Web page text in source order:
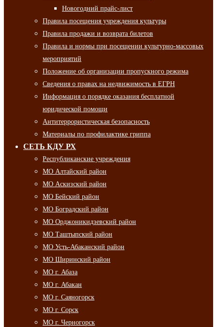
Новогодний прайс-лист
Правила посещения учреждения культуры
Правила продажи и возврата билетов
Правила и нормы при посещении культурно-массовых
мероприятий
Положение об организации пропускного режима
Сведения о правах на недвижимость в ЕГРН
Информация о порядке оказания бесплатной
юридической помощи
Антитеррористическая безопасность
Материалы по профилактике гриппа
СЕТЬ КДУ РХ
Республиканские учреждения
МО Алтайский район
МО Аскизский район
МО Бейский район
МО Боградский район
МО Орджоникидзевский район
МО Таштыпский район
МО Усть-Абаканский район
МО Ширинский район
МО г. Абаза
МО г. Абакан
МО г. Саяногорск
МО г. Сорск
МО г. Черногорск